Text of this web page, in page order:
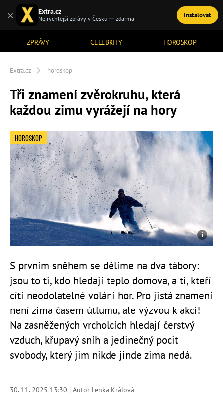
ZPRÁVY CELEBRITY HOROSKOP
TÉMATA
Extra.cz horoskop
Tři znamení zvěrokruhu, která
každou zimu vyrážejí na hory
HOROSKOP
S prvním sněhem se dělíme na dva tábory:
jsou to ti, kdo hledají teplo domova, a ti, kteří
cítí neodolatelné volání hor. Pro jistá znamení
není zima časem útlumu, ale výzvou k akci!
Na zasněžených vrcholcích hledají čerstvý
vzduch, křupavý sníh a jedinečný pocit
svobody, který jim nikde jinde zima nedá.
30. 11. 2025 13:30 | Autor Lenka Králová
× Extra.cz
Nejrychlejší zprávy v Česku — zdarma Instalovat